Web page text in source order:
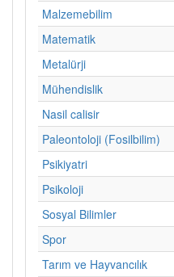
Malzemebilim
Matematik
Metalürji
Mühendislik
Nasil calisir
Paleontoloji (Fosilbilim)
Psikiyatri
Psikoloji
Sosyal Bilimler
Spor
Tarım ve Hayvancılık